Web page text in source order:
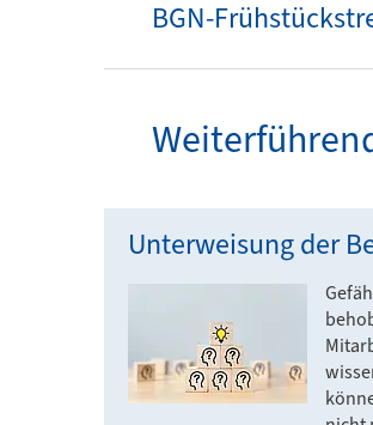
BGN-
Unterweisung der